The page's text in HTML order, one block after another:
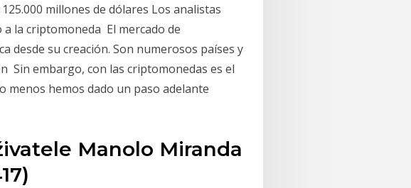
millones de dólares Los analistas
la criptomoneda El mercado de
desde su creación. Son numerosos países y
Sin embargo, con las criptomonedas es el
menos hemos dado un paso adelante
Manolo Miranda